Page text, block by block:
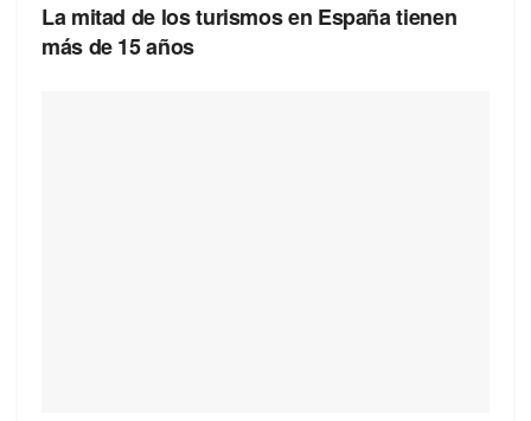
La mitad de los turismos en España tienen
más de 15 años